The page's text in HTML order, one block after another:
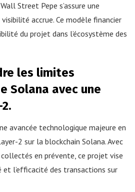
Street Pepe s’assure une
accrue. Ce modèle financier
du projet dans l’écosystème des
les limites
Solana avec une
avancée technologique majeure en
2 sur la blockchain Solana. Avec
en prévente, ce projet vise
l’efficacité des transactions sur